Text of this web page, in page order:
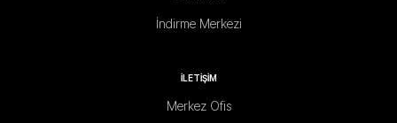
İndirme Merkezi
İLETİŞİM
Merkez Ofis